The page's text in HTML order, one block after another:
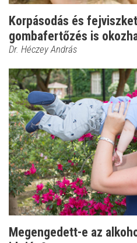
Korpásodás és
gombafertőzés is
Dr. Héczey András
Megengedett-e az